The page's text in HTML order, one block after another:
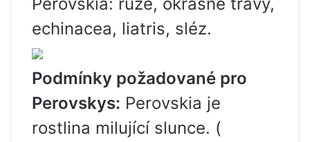
echinacea, liatris, sléz.
Podmínky požadované pro
Perovskys: Perovskia je
rostlina milující slunce. (